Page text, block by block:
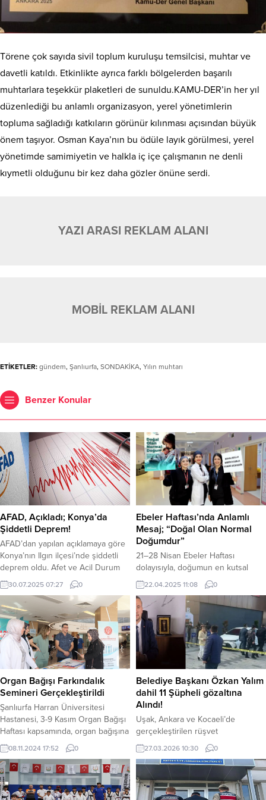
Törene çok sayıda sivil toplum kuruluşu temsilcisi, muhtar ve
davetli katıldı. Etkinlikte ayrıca farklı bölgelerden başarılı
muhtarlara teşekkür plaketleri de sunuldu.KAMU-DER’in her yıl
düzenlediği bu anlamlı organizasyon, yerel yönetimlerin
topluma sağladığı katkıların görünür kılınması açısından büyük
önem taşıyor. Osman Kaya’nın bu ödüle layık görülmesi, yerel
yönetimde samimiyetin ve halkla iç içe çalışmanın ne denli
kıymetli olduğunu bir kez daha gözler önüne serdi.
YAZI ARASI REKLAM ALANI
MOBİL REKLAM ALANI
ETİKETLER: gündem, Şanlıurfa, SONDAKİKA, Yılın muhtarı
Benzer Konular
AFAD, Açıkladı; Konya’da
Şiddetli Deprem!
AFAD’dan yapılan açıklamaya göre
Konya’nın Ilgın ilçesi’nde şiddetli
deprem oldu. Afet ve Acil Durum
Yönetim Başkanlığı
(AFAD)depremin şiddeti 4.3 olarak
kaydedildiğini açıkladı. Deprem
yaklaşık olarak yerin 15.6 km
derinliğinde meydana geldi.
AFAD’ın deprem ile ilgili sosyal
medya paylaşımı şu şekilde; YAZI
ARASI REKLAM ALANI
30.07.2025 07:27 0
Ebeler Haftası’nda Anlamlı
Mesaj; “Doğal Olan Normal
Doğumdur”
21–28 Nisan Ebeler Haftası
dolayısıyla, doğumun en kutsal
anlarına tanıklık eden, kadınların en
zorlu yolculuklarında yanında olan
ebelerin önemi bir kez daha
vurgulandı. Sağlık çalışanları,
özelliklenormal doğumun teşvik
edilmesi konusunda ebelerin
üstlendiği hayati rolü gündeme
taşıdı. Şanlıurfa Eğitim ve Araştırma
Hastanesi’nde görevli Ebe Gülizar
Kiriş, normal doğumun anne ve
bebeksağlığı...
22.04.2025 11:08 0
Organ Bağışı Farkındalık
Semineri Gerçekleştirildi
Şanlıurfa Harran Üniversitesi
Hastanesi, 3-9 Kasım Organ Bağışı
Haftası kapsamında, organ bağışına
dikkat çekmek ve farkındalık
yaratmak amacıyla kapsamlı bir
seminer düzenledi. Etkinlik, organ
bağışı bekleyen hastaların
ihtiyaçlarına vurgu yaparken, organ
08.11.2024 17:52 0
Belediye Başkanı Özkan Yalım
dahil 11 Şüpheli gözaltına
Alındı!
Uşak, Ankara ve Kocaeli’de
gerçekleştirilen rüşvet
operasyonunda, aralarında Uşak
Belediye Başkanı Özkan Yalım’ın da
bulunduğu 11 şüpheli gözaltına
alındı. İstanbul Emniyet Müdürlüğü
Mali Suçlarla Mücadele Şubesi
27.03.2026 10:30 0